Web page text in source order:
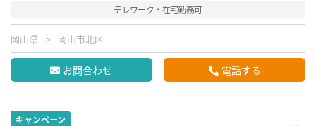
テレワーク・在宅勤務可
岡山県 岡山市北区
お問合わせ 電話する
キャンペーン